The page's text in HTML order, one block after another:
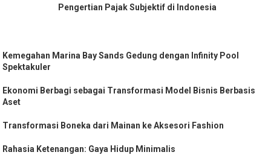
Pengertian Pajak Subjektif di Indonesia
Kemegahan Marina Bay Sands Gedung dengan Infinity Pool
Spektakuler
Ekonomi Berbagi sebagai Transformasi Model Bisnis Berbasis
Aset
Transformasi Boneka dari Mainan ke Aksesori Fashion
Rahasia Ketenangan: Gaya Hidup Minimalis